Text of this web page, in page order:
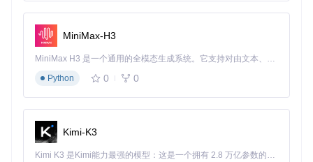
import
from diffusers import
pipe = DiffusionPipeline.from_pretrained(
pipe.to(
MiniMax-H3
MiniMax H3 是一个通用的全模态生成系统。它支持对由文本、图像、视频和音频组成的多模态上下文进行统一理解，并能生成分辨率高达 2K、时长可达 15 秒的带原生立体声音频的视频。得益于面向任务泛化的系统设计，H3 在预训练阶段就已具备广泛的多模态上下文理解与生成能力，能够出色地执行复杂的多模态指令。
Python
0 0
Kimi-K3
Kimi K3 是Kimi能力最强的模型：这是一个拥有 2.8 万亿参数的混合专家（MoE）模型，具备原生视觉理解能力，并支持 100 万 token 的上下文窗口。